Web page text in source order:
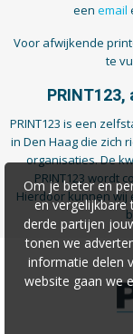
een email
Voor afwijkende
te
PRINT123 is een
in Den Haag die zich
organisaties. De
PRINT123 wordt
Hierdoor kunnen wij
Om je beter en
en vergelijkbare
derde partijen
tonen we
informatie delen
website gaan we